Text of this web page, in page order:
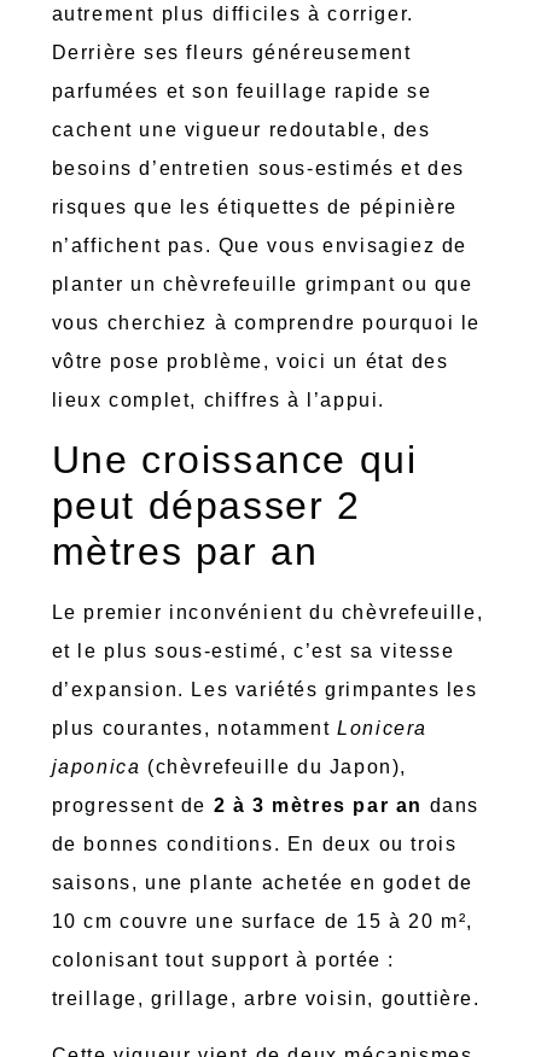
autrement plus difficiles à corriger.
Derrière ses fleurs généreusement
parfumées et son feuillage rapide se
cachent une vigueur redoutable, des
besoins d’entretien sous-estimés et des
risques que les étiquettes de pépinière
n’affichent pas. Que vous envisagiez de
planter un chèvrefeuille grimpant ou que
vous cherchiez à comprendre pourquoi le
vôtre pose problème, voici un état des
lieux complet, chiffres à l’appui.
Une croissance qui
peut dépasser 2
mètres par an
Le premier inconvénient du chèvrefeuille,
et le plus sous-estimé, c’est sa vitesse
d’expansion. Les variétés grimpantes les
plus courantes, notammentLonicera
japonica (chèvrefeuille du Japon),
progressent de 2 à 3 mètres par an dans
de bonnes conditions. En deux ou trois
saisons, une plante achetée en godet de
10 cm couvre une surface de 15 à 20 m²,
colonisant tout support à portée :
treillage, grillage, arbre voisin, gouttière.